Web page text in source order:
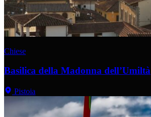
Chiese
Basilica della Madonna dell’Umiltà
Pistoia